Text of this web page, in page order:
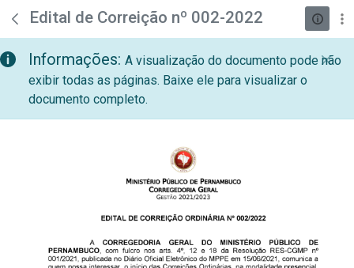
Pular para o Conteúdo principal
teste descricao
Edital de Correição nº 002-2022
Informações: A visualização do documento pode não
exibir todas as páginas. Baixe ele para visualizar o
documento completo.